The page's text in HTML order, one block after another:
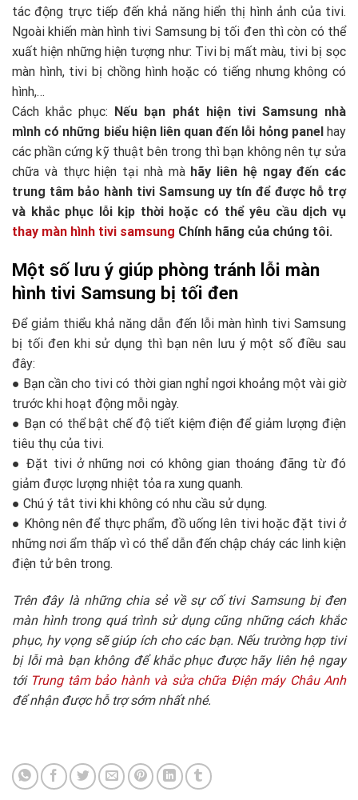
tác động trực tiếp đến khả năng hiển thị hình ảnh của tivi.
Ngoài khiến màn hình tivi Samsung bị tối đen thì còn có thể
xuất hiện những hiện tượng như: Tivi bị mất màu, tivi bị sọc
màn hình, tivi bị chồng hình hoặc có tiếng nhưng không có
hình,…
Cách khắc phục: Nếu bạn phát hiện tivi Samsung nhà
mình có những biểu hiện liên quan đến lỗi hỏng panelhay
các phần cứng kỹ thuật bên trong thì bạn không nên tự sửa
chữa và thực hiện tại nhà mà hãy liên hệ ngay đến các
trung tâm bảo hành tivi Samsung uy tín để được hỗ trợ
và khắc phục lỗi kịp thời hoặc có thể yêu cầu dịch vụ
thay màn hình tivi samsung Chính hãng của chúng tôi.
Một số lưu ý giúp phòng tránh lỗi màn
hình tivi Samsung bị tối đen
Để giảm thiểu khả năng dẫn đến lỗi màn hình tivi Samsung
bị tối đen khi sử dụng thì bạn nên lưu ý một số điều sau
đây:
● Bạn cần cho tivi có thời gian nghỉ ngơi khoảng một vài giờ
trước khi hoạt động mỗi ngày.
● Bạn có thể bật chế độ tiết kiệm điện để giảm lượng điện
tiêu thụ của tivi.
● Đặt tivi ở những nơi có không gian thoáng đãng từ đó
giảm được lượng nhiệt tỏa ra xung quanh.
● Chú ý tắt tivi khi không có nhu cầu sử dụng.
● Không nên để thực phẩm, đồ uống lên tivi hoặc đặt tivi ở
những nơi ẩm thấp vì có thể dẫn đến chập cháy các linh kiện
điện tử bên trong.
Trên đây là những chia sẻ về sự cố tivi Samsung bị đen
màn hình trong quá trình sử dụng cũng những cách khắc
phục, hy vọng sẽ giúp ích cho các bạn. Nếu trường hợp tivi
bị lỗi mà bạn không để khắc phục được hãy liên hệ ngay
tới Trung tâm bảo hành và sửa chữa Điện máy Châu Anh
để nhận được hỗ trợ sớm nhất nhé.